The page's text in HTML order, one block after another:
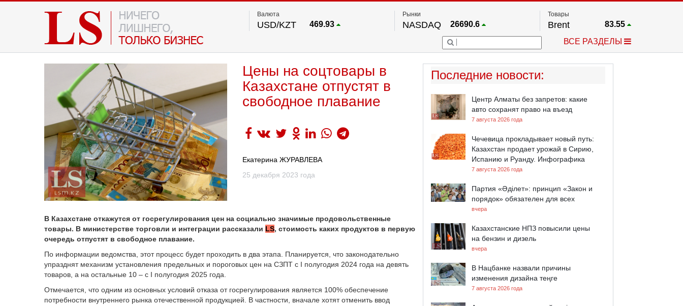
Валюта
USD/KZT 469.93
Рынки
NASDAQ 26690.6
FTSE 100 67.17
54036.9
S&P 500
24595.2
Товары
Brent 83.55
Платина
2.662
ВСЕ РАЗДЕЛЫ
Цены на соцтовары в
Казахстане отпустят в
свободное плавание
Екатерина ЖУРАВЛЕВА
25 декабря 2023 года
В Казахстане откажутся от госрегулирования цен на социально значимые продовольственные
товары. В министерстве торговли и интеграции рассказали LS, стоимость каких продуктов в первую
очередь отпустят в свободное плавание.
По информации ведомства, этот процесс будет проходить в два этапа. Планируется, что законодательно
упразднят механизм установления предельных и пороговых цен на СЗПТ с I полугодия 2024 года на девять
товаров, а на остальные 10 – с I полугодия 2025 года.
Отмечается, что одним из основных условий отказа от госрегулирования является 100% обеспечение
потребности внутреннего рынка отечественной продукцией. В частности, вначале хотят отменить ввод
Последние новости:
Центр Алматы без запретов: какие
авто сохранят право на въезд
7 августа 2026 года
Чечевица прокладывает новый путь:
Казахстан продает урожай в Сирию,
Испанию и Руанду. Инфографика
7 августа 2026 года
Партия «Әділет»: принцип «Закон и
порядок» обязателен для всех
вчера
Казахстанские НПЗ повысили цены
на бензин и дизель
вчера
В Нацбанке назвали причины
изменения дизайна теңге
7 августа 2026 года